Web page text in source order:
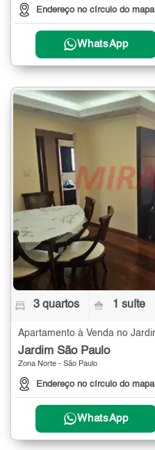
Endereço no círculo do mapa
WhatsApp
3 quartos 1 suíte
Jardim São Paulo
Zona Norte - São Paulo
Endereço no círculo do mapa
WhatsApp